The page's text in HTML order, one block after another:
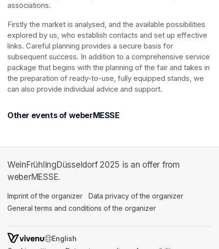
associations.
Firstly the market is analysed, and the available possibilities
explored by us, who establish contacts and set up effective
links. Careful planning provides a secure basis for
subsequent success. In addition to a comprehensive service
package that begins with the planning of the fair and takes in
the preparation of ready-to-use, fully equipped stands, we
can also provide individual advice and support.
Other events of weberMESSE
WeinFrühlingDüsseldorf 2025 is an offer from
weberMESSE.
Imprint of the organizer (opens in a new tab)
Data privacy of the organizer
General terms and conditions of the organizer
SWITCH LANGUAGE